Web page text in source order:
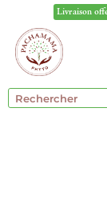
Livraison